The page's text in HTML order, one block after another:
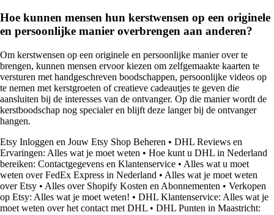
Hoe kunnen mensen hun kerstwensen op een originele
en persoonlijke manier overbrengen aan anderen?
Om kerstwensen op een originele en persoonlijke manier over te
brengen, kunnen mensen ervoor kiezen om zelfgemaakte kaarten te
versturen met handgeschreven boodschappen, persoonlijke videos op
te nemen met kerstgroeten of creatieve cadeautjes te geven die
aansluiten bij de interesses van de ontvanger. Op die manier wordt de
kerstboodschap nog specialer en blijft deze langer bij de ontvanger
hangen.
Etsy Inloggen en Jouw Etsy Shop Beheren • DHL Reviews en
Ervaringen: Alles wat je moet weten • Hoe kunt u DHL in Nederland
bereiken: Contactgegevens en Klantenservice • Alles wat u moet
weten over FedEx Express in Nederland • Alles wat je moet weten
over Etsy • Alles over Shopify Kosten en Abonnementen • Verkopen
op Etsy: Alles wat je moet weten! • DHL Klantenservice: Alles wat je
moet weten over het contact met DHL • DHL Punten in Maastricht: